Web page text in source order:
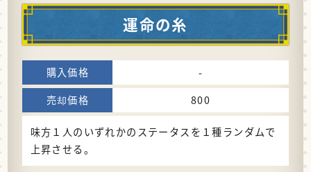
運命の糸
-
800
味方１人のいずれかのステータスを１種ランダムで
上昇させる。